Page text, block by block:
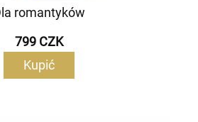
romantyków
799 CZK
Kupić